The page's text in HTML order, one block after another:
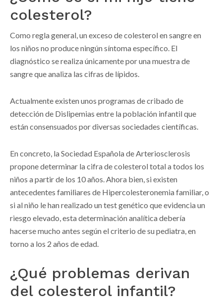
colesterol?
Como regla general, un exceso de colesterol en sangre en
los niños no produce ningún síntoma específico. El
diagnóstico se realiza únicamente por una muestra de
sangre que analiza las cifras de lípidos.
Actualmente existen unos programas de cribado de
detección de Dislipemias entre la población infantil que
están consensuados por diversas sociedades científicas.
En concreto, la Sociedad Española de Arteriosclerosis
propone determinar la cifra de colesterol total a todos los
niños a partir de los 10 años. Ahora bien, si existen
antecedentes familiares de Hipercolesteronemia familiar, o
si al niño le han realizado un test genético que evidencia un
riesgo elevado, esta determinación analítica debería
hacerse mucho antes según el criterio de su pediatra, en
torno a los 2 años de edad.
¿Qué problemas derivan
del colesterol infantil?